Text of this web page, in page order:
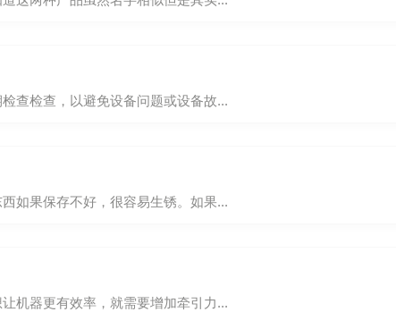
查检查，以避免设备问题或设备故...
如果保存不好，很容易生锈。如果...
机器更有效率，就需要增加牵引力...